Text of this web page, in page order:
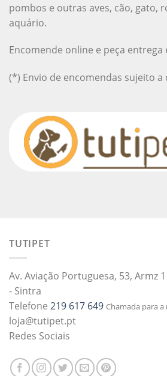
pombos e outras aves, cão, gato,
aquário.
Encomende online e peça entrega
(*) Envio de encomendas sujeito
TUTIPET
Av. Aviação Portuguesa, 53, Armz
- Sintra
Telefone 219 617 649 Chamada para
loja@tutipet.pt
Redes Sociais